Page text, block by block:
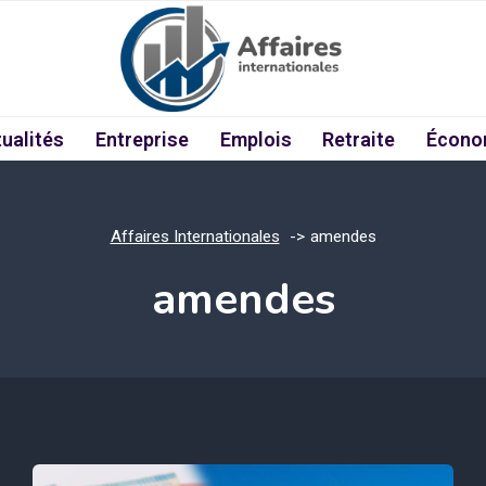
Entreprise Emplois Retraite
Affaires Internationales amendes
amendes